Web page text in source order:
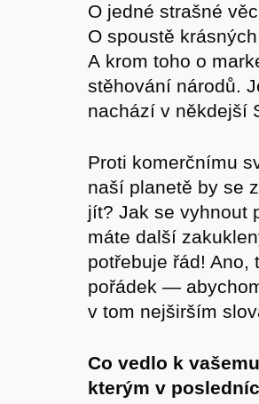
O jedné strašné
O spoustě
A krom toho o
stěhování národů.
nachází v někdejší
Proti komerčnímu
naší planetě by se
jít? Jak se vyhnout
máte další
potřebuje řád! Ano,
pořádek —
v tom nejširším
Co vedlo k
kterým v